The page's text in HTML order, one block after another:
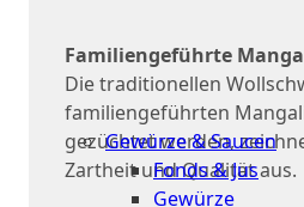
&
dazu
Gewürze & Saucen
Fonds & Jus
Gewürze
Familiengeführte
Die traditionellen
familiengeführten
gezüchtet werden,
Zartheit und Qualität aus.